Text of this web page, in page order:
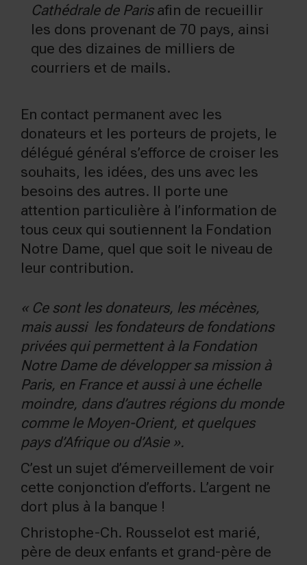
Cathédrale de Parisafin de recueillir
les dons provenant de 70 pays, ainsi
que des dizaines de milliers de
courriers et de mails.
En contact permanent avec les
donateurs et les porteurs de projets, le
délégué général s’efforce de croiser les
souhaits, les idées, des uns avec les
besoins des autres. Il porte une
attention particulière à l’information de
tous ceux qui soutiennent la Fondation
Notre Dame, quel que soit le niveau de
leur contribution.
« Ce sont les donateurs, les mécènes,
mais aussi les fondateurs de fondations
privées qui permettent à la Fondation
Notre Dame de développer sa mission à
Paris, en France et aussi à une échelle
moindre, dans d’autres régions du monde
comme le Moyen-Orient, et quelques
pays d’Afrique ou d’Asie ».
C’est un sujet d’émerveillement de voir
cette conjonction d’efforts. L’argent ne
dort plus à la banque !
Christophe-Ch. Rousselot est marié,
père de deux enfants et grand-père de